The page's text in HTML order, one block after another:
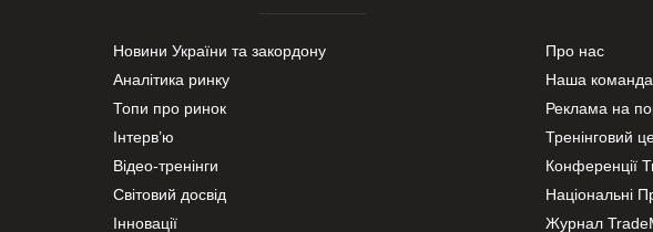
Новини України та закордону
Аналітика ринку
Топи про ринок
Інтерв’ю
Відео-тренінги
Світовий досвід
Інновації
Про нас
Наша команда
Реклама на
Тренінговий
Конференції
Національні
Журнал